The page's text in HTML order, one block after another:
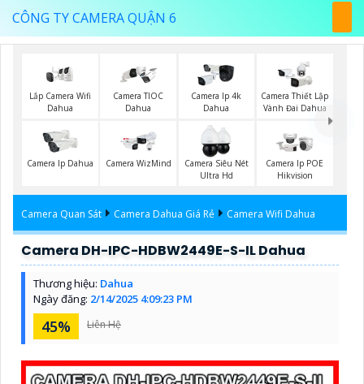
CÔNG TY CAMERA QUẬN 6
Lắp Camera Wifi
Dahua
Camera TIOC
Dahua
Camera Ip 4k
Dahua
Camera Thiết Lập
Vành Đai Dahua
Camera Ip Dahua Camera WizMind
Camera Siêu Nét
Ultra Hd
Camera Ip POE
Hikvision
Camera Quan Sát Camera Dahua Giá Rẻ Camera Wifi Dahua
Camera DH-IPC-HDBW2449E-S-IL Dahua
Thương hiệu: Dahua
Ngày đăng: 2/14/2025 4:09:23 PM
45% Liên Hệ